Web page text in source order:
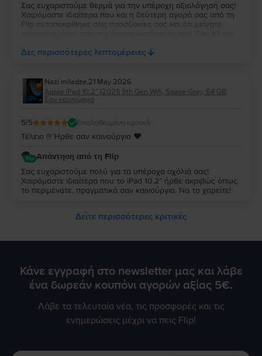
Σας ευχαριστούμε θερμά για την υπέροχη αξιολόγησή σας!
Χαιρόμαστε ιδιαίτερα που και η δεύτερη αγορά σας από τη
Flip ανταποκρίθηκε στις προσδοκίες σας και ότι μείνατε
μας να σας εξυπηρετήσουμε ξανά στο μέλλον!
Δες περισσότερες λεπτομέρειες
Nazi miladze,21 May 2026
Apple iPad 10.2” (2021) 9th Gen Wifi, Space Gray, 64 GB,
Σαν καινούργιο
5/5 Επαληθευμένη κριτική
Τέλειο !!! Ήρθε σαν καινούργιο ♥️
Απάντηση από τη Flip
Σας ευχαριστούμε πολύ για τα υπέροχα σχόλιά σας!
Χαιρόμαστε ιδιαίτερα που το iPad 10.2” ήρθε ακριβώς όπως
το περιμένατε, πραγματικά σαν καινούργιο. Να το χαρείτε!
Δείτε περισσότερες κριτικές
Κάνε εγγραφή στο newsletter μας και λάβε
ένα δωρεάν κουπόνι αγορών αξίας 5€.
Λάβε τα τελευταία νέα, τις προσφορές και τις
ενημερώσεις μέχρι να πεις Flip!